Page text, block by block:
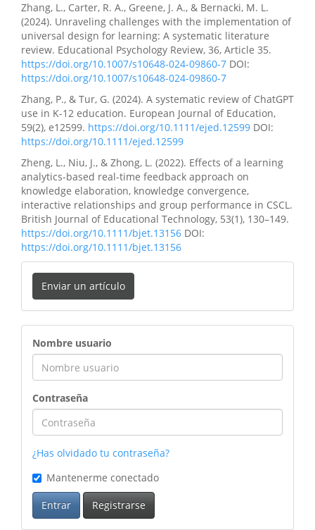
Zhang, L., Carter, R. A., Greene, J. A., & Bernacki, M. L.
(2024). Unraveling challenges with the implementation of
universal design for learning: A systematic literature
review. Educational Psychology Review, 36, Article 35.
https://doi.org/10.1007/s10648-024-09860-7 DOI:
https://doi.org/10.1007/s10648-024-09860-7
Zhang, P., & Tur, G. (2024). A systematic review of ChatGPT
use in K-12 education. European Journal of Education,
59(2), e12599. https://doi.org/10.1111/ejed.12599 DOI:
https://doi.org/10.1111/ejed.12599
Zheng, L., Niu, J., & Zhong, L. (2022). Effects of a learning
analytics-based real-time feedback approach on
knowledge elaboration, knowledge convergence,
interactive relationships and group performance in CSCL.
British Journal of Educational Technology, 53(1), 130–149.
https://doi.org/10.1111/bjet.13156 DOI:
https://doi.org/10.1111/bjet.13156
Enviar un artículo
ingreso
Nombre usuario
Contraseña
¿Has olvidado tu contraseña?
Mantenerme conectado
Entrar Registrarse